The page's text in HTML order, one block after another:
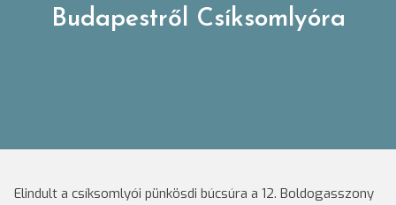
Budapestről Csíksomlyóra
Elindult a csíksomlyói pünkösdi búcsúra a 12. Boldogasszony